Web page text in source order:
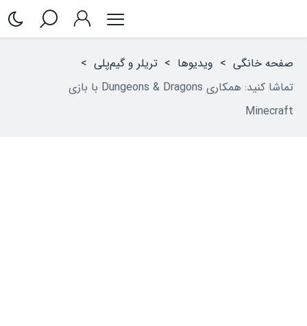
صفحه خانگی > ویدیوها > تریلر و گیم‌پلی >
تماشا کنید: همکاری Dungeons & Dragons با بازی
Minecraft